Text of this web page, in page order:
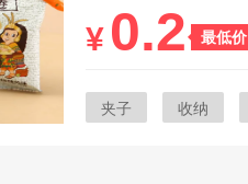
最低价
¥ 0.2
夹子
收纳